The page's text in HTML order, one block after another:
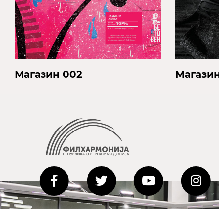
Магазин 002